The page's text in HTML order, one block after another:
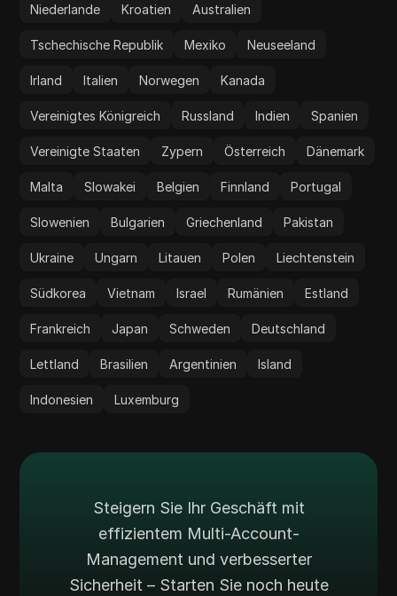
Niederlande Kroatien Australien
Tschechische Republik Mexiko Neuseeland
Irland Italien Norwegen Kanada
Vereinigtes Königreich Russland Indien Spanien
Vereinigte Staaten Zypern Österreich Dänemark
Malta Slowakei Belgien Finnland Portugal
Slowenien Bulgarien Griechenland Pakistan
Ukraine Ungarn Litauen Polen Liechtenstein
Südkorea Vietnam Israel Rumänien Estland
Frankreich Japan Schweden Deutschland
Lettland Brasilien Argentinien Island
Indonesien Luxemburg
Steigern Sie Ihr Geschäft mit
effizientem Multi-Account-
Management und verbesserter
Sicherheit – Starten Sie noch heute